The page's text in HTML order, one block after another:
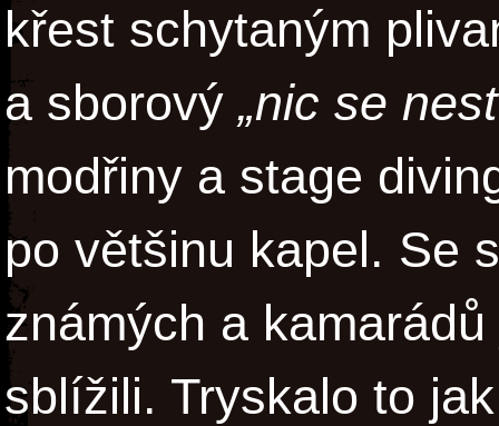
křest schytaným
a sborový „nic se
modřiny a stage
po většinu kapel. Se
známých a
sblížili. Tryskalo to